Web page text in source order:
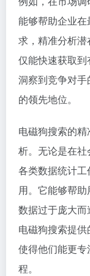
能够帮助企业
求，精准分析
仅能快速获取到
洞察到竞争对
的领先地位。
电磁狗搜索的
析。无论是在
各类数据统计
用。它能够帮
数据过于庞大而
电磁狗搜索提
使得他们能更
程。